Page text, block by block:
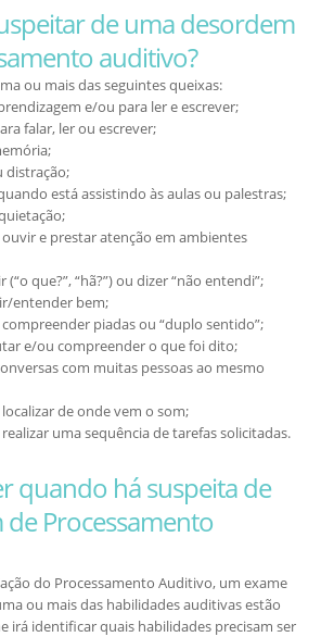
de uma desordem
auditivo?
ou mais das seguintes queixas:
e/ou para ler e escrever;
falar, ler ou escrever;
distração;
está assistindo às aulas ou palestras;
ouvir e prestar atenção em ambientes
(“o que?”, “hã?”) ou dizer “não entendi”;
entender bem;
piadas ou “duplo sentido”;
e/ou compreender o que foi dito;
com muitas pessoas ao mesmo
de onde vem o som;
uma sequência de tarefas solicitadas.
quando há suspeita de
Processamento
do Processamento Auditivo, um exame
ou mais das habilidades auditivas estão
irá identificar quais habilidades precisam ser